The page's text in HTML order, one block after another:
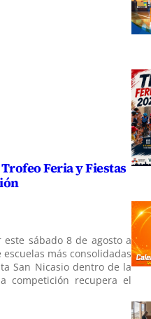
Feria y Fiestas
sábado 8 de agosto a
más consolidadas
San Nicasio dentro de la
competición recupera el